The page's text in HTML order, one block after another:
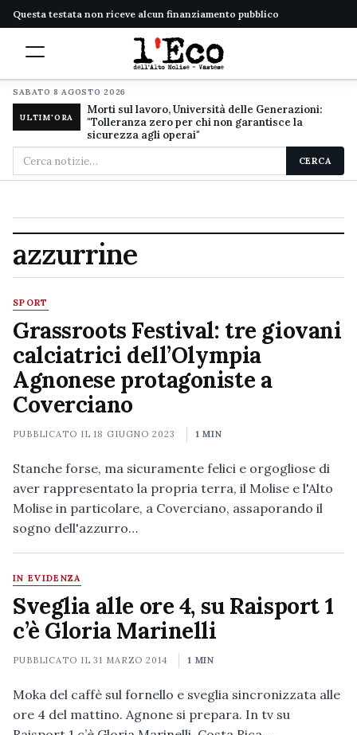
Questa testata non riceve alcun finanziamento pubblico
SABATO 8 AGOSTO 2026
ULTIM'ORA
Morti sul lavoro, Università delle Generazioni:
"Tolleranza zero per chi non garantisce la
sicurezza agli operai"
Cerca
nel
CERCA
azzurrine
SPORT
Grassroots Festival: tre giovani
calciatrici dell’Olympia
Agnonese protagoniste a
Coverciano
PUBBLICATO IL18 GIUGNO 2023 1 MIN
Stanche forse, ma sicuramente felici e orgogliose di
aver rappresentato la propria terra, il Molise e l'Alto
Molise in particolare, a Coverciano, assaporando il
sogno dell'azzurro…
IN EVIDENZA
Sveglia alle ore 4, su Raisport 1
c’è Gloria Marinelli
PUBBLICATO IL31 MARZO 2014 1 MIN
Moka del caffè sul fornello e sveglia sincronizzata alle
ore 4 del mattino. Agnone si prepara. In tv su